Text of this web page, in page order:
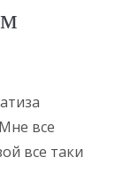
все
все таки